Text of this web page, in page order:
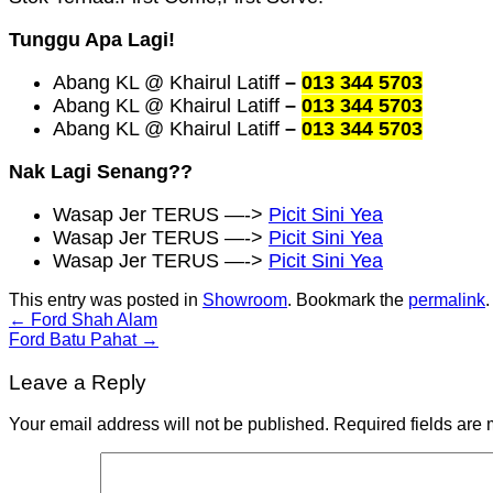
Tunggu Apa Lagi!
Abang KL @ Khairul Latiff – 013 344 5703
Abang KL @ Khairul Latiff – 013 344 5703
Abang KL @ Khairul Latiff – 013 344 5703
Nak Lagi Senang??
Wasap Jer TERUS —-> Picit Sini Yea
Wasap Jer TERUS —-> Picit Sini Yea
Wasap Jer TERUS —-> Picit Sini Yea
This entry was posted in Showroom. Bookmark the permalink.
← Ford Shah Alam
Ford Batu Pahat →
Leave a Reply
Your email address will not be published. Required fields are